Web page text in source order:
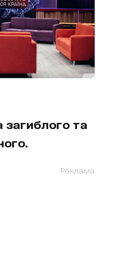
загиблого та
Реклама